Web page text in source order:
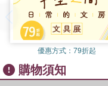
系列：美術系列套組
款式：蠟筆 15mm
材質：和紙、膠
優惠方式： 79折起
購物須知